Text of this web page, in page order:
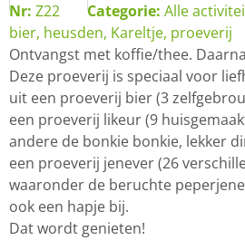
Nr: Z22 Categorie: Alle
bier, heusden, Kareltje, proeverij
Ontvangst met koffie/thee.
Deze proeverij is speciaal voor
uit een proeverij bier (3
een proeverij likeur (9
andere de bonkie bonkie, lekker
een proeverij jenever (26
waaronder de beruchte
ook een hapje bij.
Dat wordt genieten!